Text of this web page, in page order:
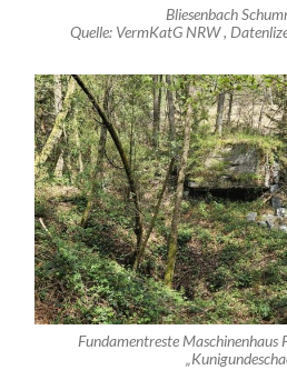
Bliesenbach
Quelle: VermKatG NRW ,
Fundamentreste Maschinenhaus